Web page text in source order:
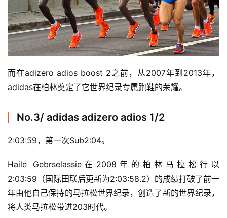
比
赛
而在adizero adios boost 2之前，从2007年到2013年，
adidas在柏林奠定了它世界纪录专属跑鞋的荣耀。
No.3/ adidas adizero adios 1/2
2:03:59，第一次Sub2:04。
Haile Gebrselassie在2008年的柏林马拉松行以
2:03:59（国际田联后更新为2:03:58.2）的成绩打破了前一
年由他自己保持的马拉松世界纪录，创造了新的世界纪录，
将人类马拉松带进203时代。